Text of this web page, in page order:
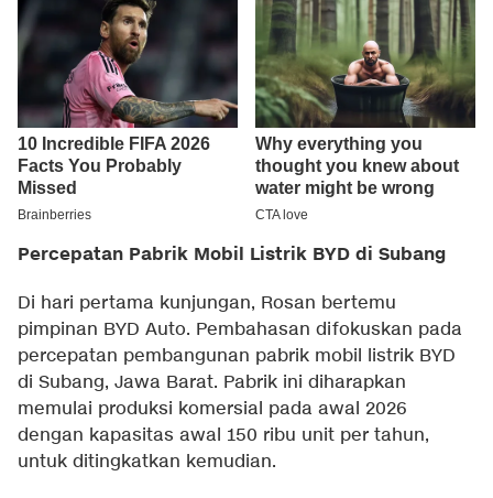
Percepatan Pabrik Mobil Listrik BYD di Subang
Di hari pertama kunjungan, Rosan bertemu
pimpinan BYD Auto. Pembahasan difokuskan pada
percepatan pembangunan pabrik mobil listrik BYD
di Subang, Jawa Barat. Pabrik ini diharapkan
memulai produksi komersial pada awal 2026
dengan kapasitas awal 150 ribu unit per tahun,
untuk ditingkatkan kemudian.